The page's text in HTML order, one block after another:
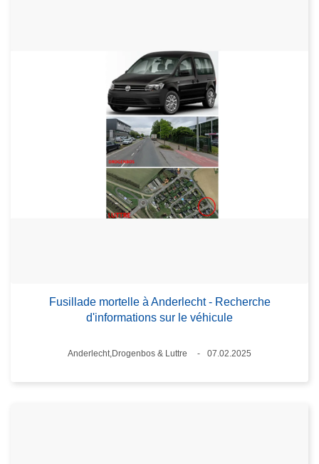
Fusillade mortelle à Anderlecht - Recherche
d'informations sur le véhicule
Standort
Anderlecht,Drogenbos & Luttre
07.02.2025